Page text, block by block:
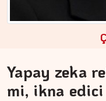
Yapay zeka
mi, ikna
MEZİN DEDEYİ
Cebimiz, yalnızca